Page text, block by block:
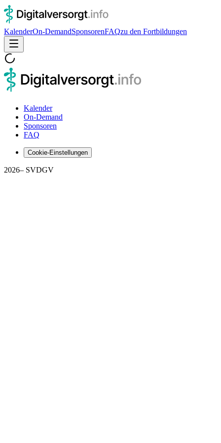
KalenderOn-DemandSponsorenFAQzu den Fortbildungen
Kalender
On-Demand
Sponsoren
FAQ
Cookie-Einstellungen
2026– SVDGV